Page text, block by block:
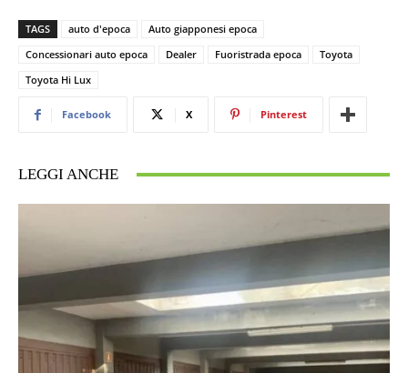
TAGS auto d'epoca
Auto giapponesi epoca
Concessionari auto epoca
Dealer Fuoristrada epoca
Toyota
Toyota Hi Lux
Facebook X Pinterest
LEGGI ANCHE